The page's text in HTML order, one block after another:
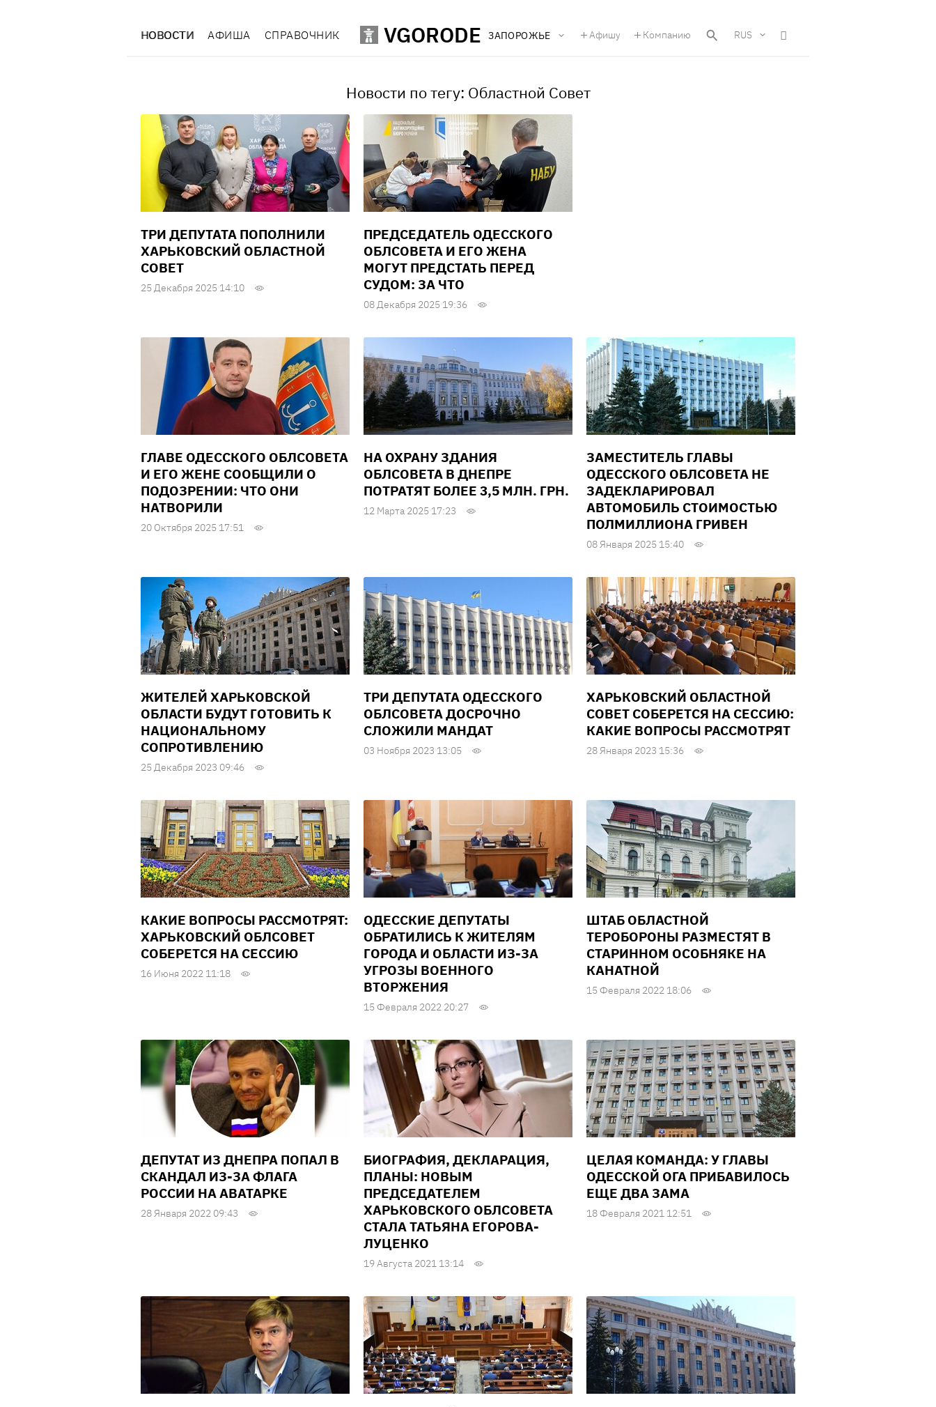
НОВОСТИ АФИША СПРАВОЧНИК VGORODE ЗАПОРОЖЬЕ Афишу Компанию RUS
Новости по тегу: Областной Совет
ТРИ ДЕПУТАТА ПОПОЛНИЛИ
ХАРЬКОВСКИЙ ОБЛАСТНОЙ
СОВЕТ
25 Декабря 2025 14:10
ПРЕДСЕДАТЕЛЬ ОДЕССКОГО
ОБЛСОВЕТА И ЕГО ЖЕНА
МОГУТ ПРЕДСТАТЬ ПЕРЕД
СУДОМ: ЗА ЧТО
08 Декабря 2025 19:36
ГЛАВЕ ОДЕССКОГО ОБЛСОВЕТА
И ЕГО ЖЕНЕ СООБЩИЛИ О
ПОДОЗРЕНИИ: ЧТО ОНИ
НАТВОРИЛИ
20 Октября 2025 17:51
НА ОХРАНУ ЗДАНИЯ
ОБЛСОВЕТА В ДНЕПРЕ
ПОТРАТЯТ БОЛЕЕ 3,5 МЛН. ГРН.
12 Марта 2025 17:23
ЗАМЕСТИТЕЛЬ ГЛАВЫ
ОДЕССКОГО ОБЛСОВЕТА НЕ
ЗАДЕКЛАРИРОВАЛ
АВТОМОБИЛЬ СТОИМОСТЬЮ
ПОЛМИЛЛИОНА ГРИВЕН
08 Января 2025 15:40
ЖИТЕЛЕЙ ХАРЬКОВСКОЙ
ОБЛАСТИ БУДУТ ГОТОВИТЬ К
НАЦИОНАЛЬНОМУ
СОПРОТИВЛЕНИЮ
25 Декабря 2023 09:46
ТРИ ДЕПУТАТА ОДЕССКОГО
ОБЛСОВЕТА ДОСРОЧНО
СЛОЖИЛИ МАНДАТ
03 Ноября 2023 13:05
ХАРЬКОВСКИЙ ОБЛАСТНОЙ
СОВЕТ СОБЕРЕТСЯ НА СЕССИЮ:
КАКИЕ ВОПРОСЫ РАССМОТРЯТ
28 Января 2023 15:36
КАКИЕ ВОПРОСЫ РАССМОТРЯТ:
ХАРЬКОВСКИЙ ОБЛСОВЕТ
СОБЕРЕТСЯ НА СЕССИЮ
16 Июня 2022 11:18
ОДЕССКИЕ ДЕПУТАТЫ
ОБРАТИЛИСЬ К ЖИТЕЛЯМ
ГОРОДА И ОБЛАСТИ ИЗ-ЗА
УГРОЗЫ ВОЕННОГО
ВТОРЖЕНИЯ
15 Февраля 2022 20:27
ШТАБ ОБЛАСТНОЙ
ТЕРОБОРОНЫ РАЗМЕСТЯТ В
СТАРИННОМ ОСОБНЯКЕ НА
КАНАТНОЙ
15 Февраля 2022 18:06
ДЕПУТАТ ИЗ ДНЕПРА ПОПАЛ В
СКАНДАЛ ИЗ-ЗА ФЛАГА
РОССИИ НА АВАТАРКЕ
28 Января 2022 09:43
БИОГРАФИЯ, ДЕКЛАРАЦИЯ,
ПЛАНЫ: НОВЫМ
ПРЕДСЕДАТЕЛЕМ
ХАРЬКОВСКОГО ОБЛСОВЕТА
СТАЛА ТАТЬЯНА ЕГОРОВА-
ЛУЦЕНКО
19 Августа 2021 13:14
ЦЕЛАЯ КОМАНДА: У ГЛАВЫ
ОДЕССКОЙ ОГА ПРИБАВИЛОСЬ
ЕЩЕ ДВА ЗАМА
18 Февраля 2021 12:51